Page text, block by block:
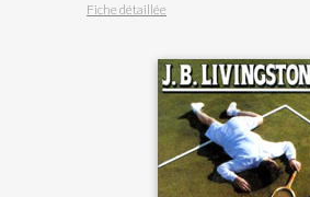
Fiche détaillée